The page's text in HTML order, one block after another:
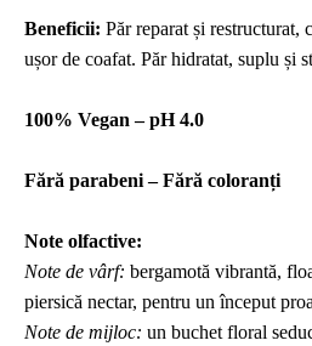
Beneficii: Păr reparat și restructurat,
ușor de coafat. Păr hidratat, suplu și
100% Vegan – pH 4.0
Fără parabeni – Fără coloranți
Note olfactive:
Note de vârf: bergamotă vibrantă,
piersică nectar, pentru un început
Note de mijloc: un buchet floral